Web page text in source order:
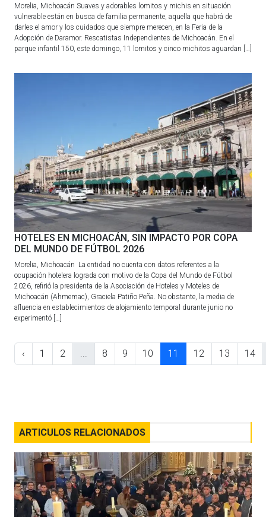
Morelia, Michoacán Suaves y adorables lomitos y michis en situación
vulnerable están en busca de familia permanente, aquella que habrá de
darles el amor y los cuidados que siempre merecen, en la Feria de la
Adopción de Daramor. Rescatistas Independientes de Michoacán. En el
parque infantil 150, este domingo, 11 lomitos y cinco michitos aguardan […]
HOTELES EN MICHOACÁN, SIN IMPACTO POR COPA
DEL MUNDO DE FÚTBOL 2026
Morelia, Michoacán La entidad no cuenta con datos referentes a la
ocupación hotelera lograda con motivo de la Copa del Mundo de Fútbol
2026, refirió la presidenta de la Asociación de Hoteles y Moteles de
Michoacán (Ahmemac), Graciela Patiño Peña. No obstante, la media de
afluencia en establecimientos de alojamiento temporal durante junio no
experimentó […]
‹ 1 2 ... 8 9 10 11 12 13 14
ARTICULOS RELACIONADOS